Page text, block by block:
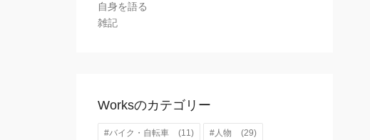
自身を語る
雑記
Worksのカテゴリー
#バイク・自転車 (11) #人物 (29)